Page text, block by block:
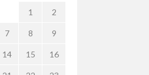
1 2
7 8 9
14 15 16